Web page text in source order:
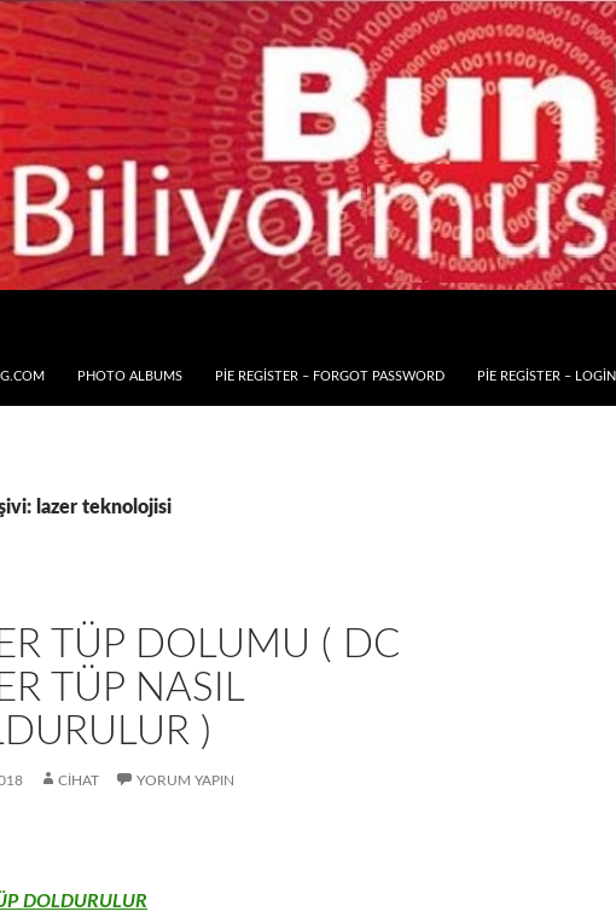
PHOTO ALBUMS PIE REGISTER – FORGOT PASSWORD PIE REGISTER – LOGIN
lazer teknolojisi
TÜP DOLUMU ( DC
TÜP NASIL
)
CIHAT YORUM YAPIN
DOLDURULUR